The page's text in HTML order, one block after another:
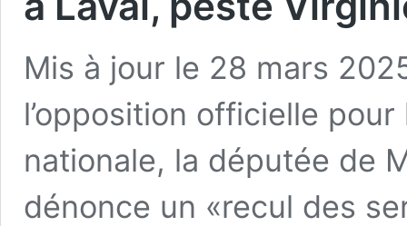
Mis à jour le 28 mars
l’opposition officielle pour
nationale, la députée de
dénonce un «recul des